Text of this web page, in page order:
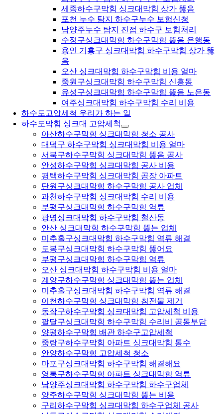
세종하수구막힘 싱크대막힘 상가 뚫음
포천 누수 탐지 하수구누수 보험신청
남양주누수 탐지 진접 하수구 보험처리
수정구싱크대막힘 하수구막힘 뚫음 은행동
용인 기흥구 싱크대막힘 하수구막힘 상가 뚫
음
오산 싱크대막힘 하수구막힘 비용 얼마
중원구싱크대막힘 하수구막힘 신흥동
유성구싱크대막힘 하수구막힘 뚫음 노은동
여주싱크대막힘 하수구막힘 수리 비용
하수도고압세척 우리가 하는 일
하수도막힘 싱크대 고압세척
아산하수구막힘 싱크대막힘 청소 공사
대덕구 하수구막힘 싱크대막힘 비용 얼마
서북구하수구막힘 싱크대막힘 뚫음 공사
안성하수구막힘 싱크대막힘 공사 비용
평택하수구막힘 싱크대막힘 공장 아파트
단원구싱크대막힘 하수구막힘 공사 업체
과천하수구막힘 싱크대막힘 수리 비용
부평구싱크대막힘 하수구막힘 역류
광명싱크대막힘 하수구막힘 철산동
안산 싱크대막힘 하수구막힘 뚫는 업체
미추홀구싱크대막힘 하수구막힘 역류 해결
도봉구싱크대막힘 하수구막힘 뚫어요
부평구싱크대막힘 하수구막힘 역류
오산 싱크대막힘 하수구막힘 비용 얼마
계양구하수구막힘 싱크대막힘 뚫는 업체
미추홀구싱크대막힘 하수구막힘 역류 해결
이천하수구막힘 싱크대막힘 침전물 제거
동작구하수구막힘 싱크대막힘 고압세척 비용
팔달구싱크대막힘 하수구막힘 수리비 공동부담
양평하수구막힘 배관 하수구고압세척
중랑구하수구막힘 아파트 싱크대막힘 통수
안양하수구막힘 고압세척 청소
마포구싱크대막힘 하수구막힘 해결해요
영통구하수구막힘 아파트 싱크대막힘 역류
남양주싱크대막힘 하수구막힘 하수구업체
양주하수구막힘 싱크대막힘 뚫는 비용
구리하수구막힘 싱크대막힘 하수구업체 공사